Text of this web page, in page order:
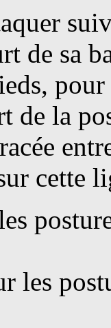
de sa
de la
cette
les